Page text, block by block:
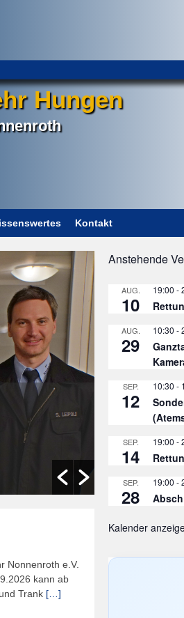
Hungen
Kontakt
AKTUELLES
nach
06.03.2026
Nonnenroth e.V.
kann ab
Trank […]
Anstehende
AUG.
10
19:00 -
AUG.
29
10:30 -
SEP.
12
10:30 -
SEP.
14
19:00 -
SEP.
28
19:00 -
Kalender